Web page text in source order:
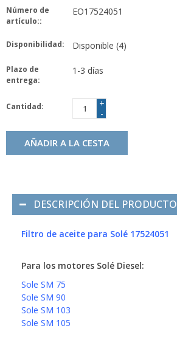
Número de
artículo::
EO17524051
Disponibilidad: Disponible (4)
Plazo de
entrega:
1-3 días
Cantidad:
+
-
AÑADIR A LA CESTA
DESCRIPCIÓN DEL PRODUCTO
Filtro de aceite para Solé 17524051
Para los motores Solé Diesel:
Sole SM 75
Sole SM 90
Sole SM 103
Sole SM 105